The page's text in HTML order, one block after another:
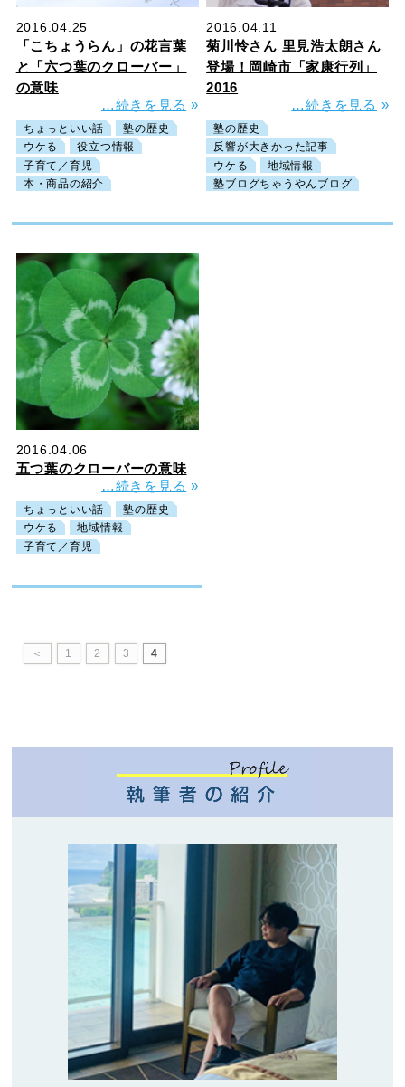
2016.04.25
「こちょうらん」の花言葉
と「六つ葉のクローバー」
の意味
…続きを見る »
ちょっといい話
塾の歴史
ウケる
役立つ情報
子育て／育児
本・商品の紹介
2016.04.11
菊川怜さん 里見浩太朗さん
登場！岡崎市「家康行列」
2016
…続きを見る »
塾の歴史
反響が大きかった記事
ウケる
地域情報
塾ブログちゃうやんブログ
2016.04.06
五つ葉のクローバーの意味
…続きを見る »
ちょっといい話
塾の歴史
ウケる
地域情報
子育て／育児
＜ 1 2 3 4